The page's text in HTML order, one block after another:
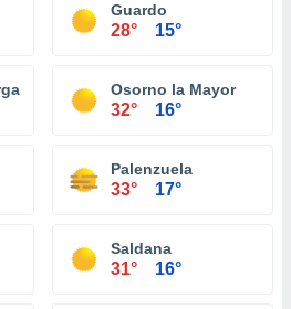
Guardo
28° 15°
Osorno la Mayor
32° 16°
Palenzuela
33° 17°
Saldana
31° 16°